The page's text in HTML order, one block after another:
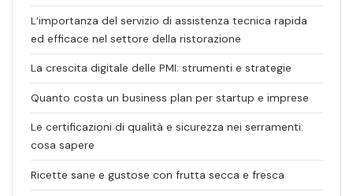
L’importanza del servizio di assistenza tecnica rapida
ed efficace nel settore della ristorazione
La crescita digitale delle PMI: strumenti e strategie
Quanto costa un business plan per startup e imprese
Le certificazioni di qualità e sicurezza nei serramenti:
cosa sapere
Ricette sane e gustose con frutta secca e fresca